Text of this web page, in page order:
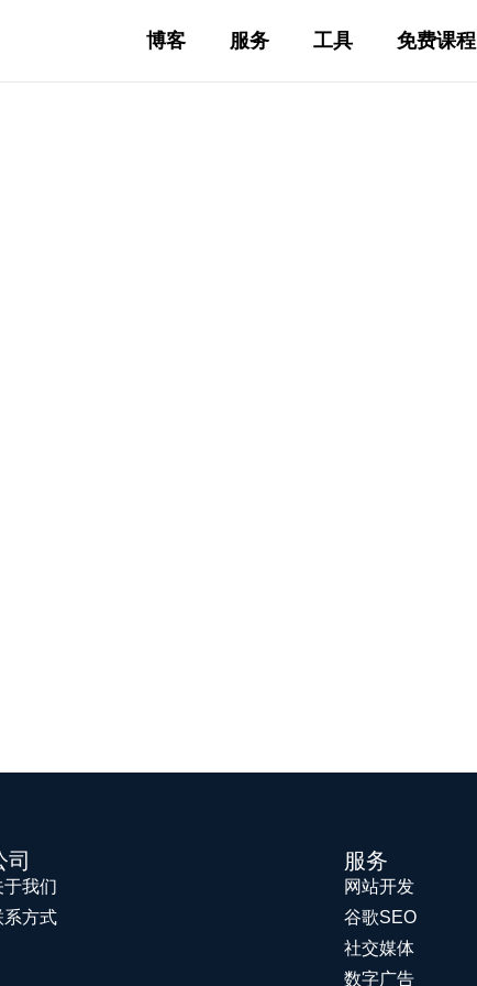
博客 服务 工具 免费课程
司
于我们
系方式
服务
网站开发
谷歌SEO
社交媒体
数字广告